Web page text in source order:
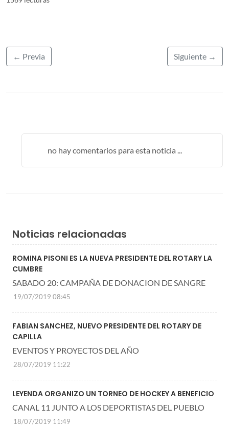
← Previa Siguiente →
no hay comentarios para esta noticia ...
Noticias relacionadas
ROMINA PISONI ES LA NUEVA PRESIDENTE DEL ROTARY LA
CUMBRE
SABADO 20: CAMPAÑA DE DONACION DE SANGRE
19/07/2019 08:45
FABIAN SANCHEZ, NUEVO PRESIDENTE DEL ROTARY DE
CAPILLA
EVENTOS Y PROYECTOS DEL AÑO
28/07/2019 11:22
LEYENDA ORGANIZO UN TORNEO DE HOCKEY A BENEFICIO
CANAL 11 JUNTO A LOS DEPORTISTAS DEL PUEBLO
18/07/2019 11:49